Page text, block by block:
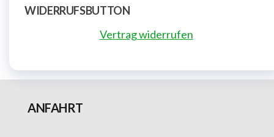
WIDERRUFSBUTTON
Vertrag widerrufen
ANFAHRT